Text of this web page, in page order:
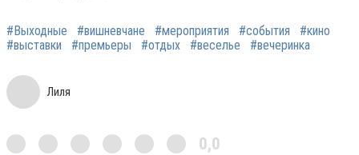
#Выходные #вишневчане #мероприятия #события
#кино
#выставки
#премьеры #отдых #веселье #вечеринка
Лиля
0,0